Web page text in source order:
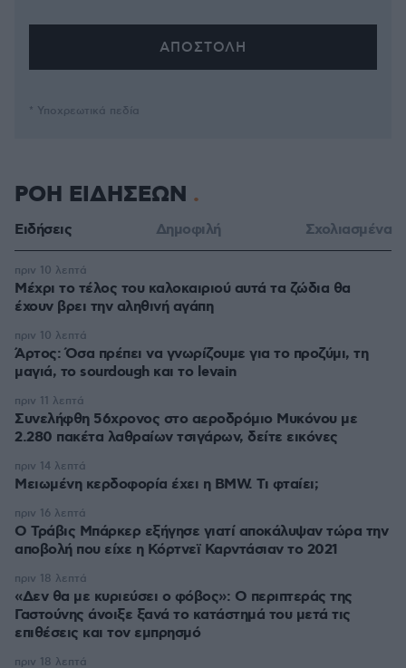
* Υποχρεωτικά πεδία
ΡΟΗ ΕΙΔΗΣΕΩΝ
Ειδήσεις Δημοφιλή Σχολιασμένα
Μέχρι το τέλος του καλοκαιριού αυτά τα ζώδια θα
έχουν βρει την αληθινή αγάπη
πριν 10 λεπτά
Άρτος: Όσα πρέπει να γνωρίζουμε για το προζύμι, τη
μαγιά, το sourdough και το levain
πριν 10 λεπτά
Συνελήφθη 56χρονος στο αεροδρόμιο Μυκόνου με
2.280 πακέτα λαθραίων τσιγάρων, δείτε εικόνες
πριν 11 λεπτά
Μειωμένη κερδοφορία έχει η BMW. Τι φταίει;
πριν 14 λεπτά
O Τράβις Μπάρκερ εξήγησε γιατί αποκάλυψαν τώρα την
αποβολή που είχε η Κόρτνεϊ Καρντάσιαν το 2021
πριν 16 λεπτά
«Δεν θα με κυριεύσει ο φόβος»: Ο περιπτεράς της
Γαστούνης άνοιξε ξανά το κατάστημά του μετά τις
επιθέσεις και τον εμπρησμό
πριν 18 λεπτά
πριν 18 λεπτά